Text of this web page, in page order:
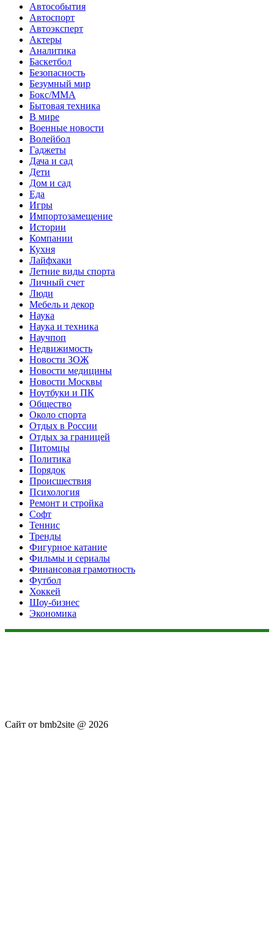
Автособытия
Автоспорт
Автоэксперт
Актеры
Аналитика
Баскетбол
Безопасность
Безумный мир
Бокс/MMA
Бытовая техника
В мире
Военные новости
Волейбол
Гаджеты
Дача и сад
Дети
Дом и сад
Еда
Игры
Импортозамещение
Истории
Компании
Кухня
Лайфхаки
Летние виды спорта
Личный счет
Люди
Мебель и декор
Наука
Наука и техника
Научпоп
Недвижимость
Новости ЗОЖ
Новости медицины
Новости Москвы
Ноутбуки и ПК
Общество
Около спорта
Отдых в России
Отдых за границей
Питомцы
Политика
Порядок
Происшествия
Психология
Ремонт и стройка
Софт
Теннис
Тренды
Фигурное катание
Фильмы и сериалы
Финансовая грамотность
Футбол
Хоккей
Шоу-бизнес
Экономика
Сайт от bmb2site @ 2026